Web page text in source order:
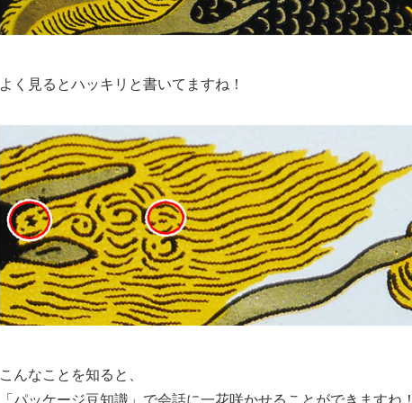
よく見るとハッキリと書いてますね！
こんなことを知ると、